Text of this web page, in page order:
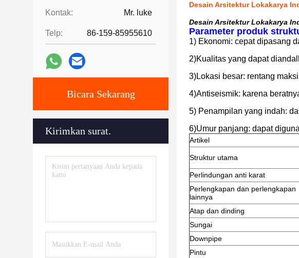
Kontak: Mr. luke
Telp: 86-159-85955610
Bicara Sekarang
Kirimkan surat.
Desain Arsitektur Lokakarya
Desain Arsitektur Lokakarya
Parameter produk
1) Ekonomi: cepat dipasang
2)Kualitas yang dapat
3)Lokasi besar: rentang
4)Antiseismik: karena
5) Penampilan yang indah:
6)Umur panjang: dapat
Artikel
Struktur utama
Perlindungan anti karat
Perlengkapan dan perlengkapan
lainnya
Atap dan dinding
Sungai
Downpipe
Pintu